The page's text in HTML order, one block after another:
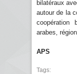
bilatéraux
autour de la
coopération
arabes,
APS
Tags: